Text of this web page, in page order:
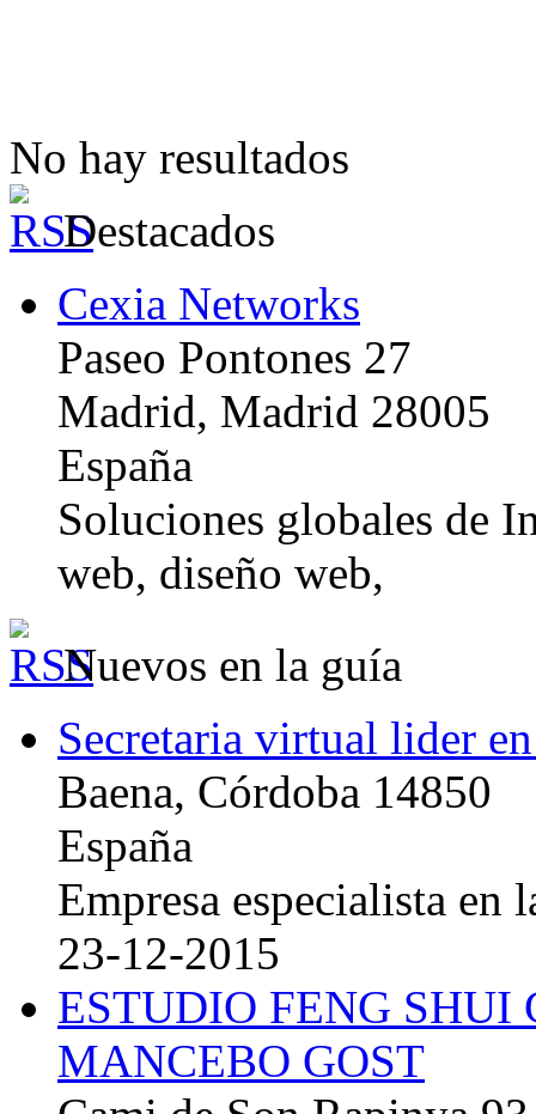
No hay resultados
Destacados
Cexia Networks
Paseo Pontones 27
Madrid, Madrid 28005
España
Soluciones globales de
web, diseño web,
Nuevos en la guía
Secretaria virtual lider
Baena, Córdoba 14850
España
Empresa especialista en
23-12-2015
ESTUDIO FENG
MANCEBO GOST